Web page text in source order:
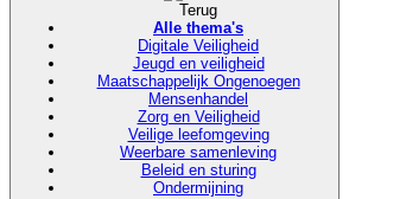
Terug
Alle thema's
Digitale Veiligheid
Jeugd en veiligheid
Maatschappelijk Ongenoegen
Mensenhandel
Zorg en Veiligheid
Veilige leefomgeving
Weerbare samenleving
Beleid en sturing
Ondermijning